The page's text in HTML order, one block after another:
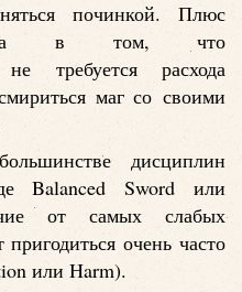
починкой. Плюс
в том, что
требуется расхода
маг со своими
дисциплин
Balanced Sword или
от самых слабых
очень часто
или Harm).